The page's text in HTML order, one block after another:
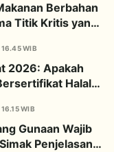
Berbahan
Titik Kritis yang
WIB
2026: Apakah
Halal?
WIB
Gunaan Wajib
Penjelasan